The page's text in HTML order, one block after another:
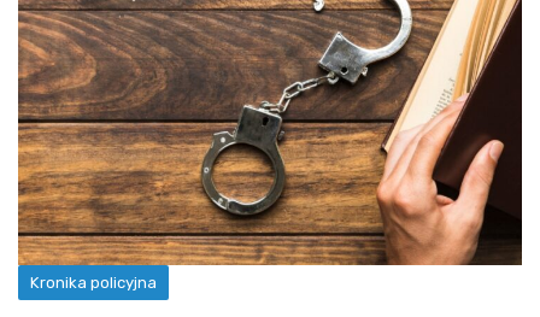
Kronika policyjna